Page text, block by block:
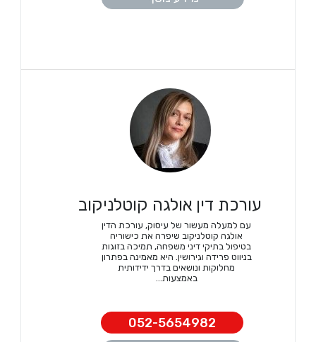
עורכת דין אולגה קוטלניקוב
עם למעלה מעשור של עיסוק, עורכת הדין
אולגה קוטלניקוב שיפרה את כישוריה
בטיפול בתיקי דיני משפחה, תמיכה בזוגות
בניווט פרידה וגירושין. היא מאמינה בפתרון
מחלוקות ונושאים בדרך ידידותית
באמצעות...
052-5654982